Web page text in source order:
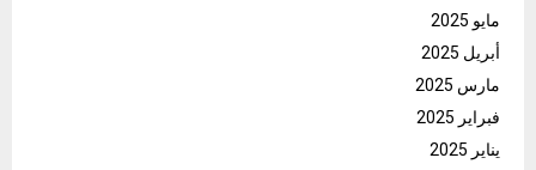
مايو 2025
أبريل 2025
مارس 2025
فبراير 2025
يناير 2025